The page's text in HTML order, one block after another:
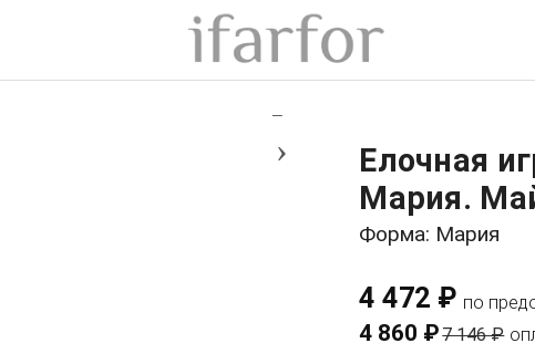
›
+
−
Елочная
Мария.
Форма: Мария
4 472 ₽ по
4 860 ₽7 146 ₽